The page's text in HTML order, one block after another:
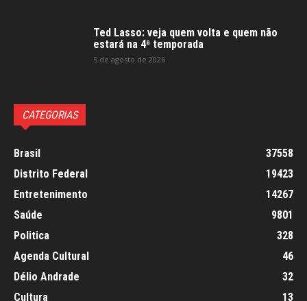
Ted Lasso: veja quem volta e quem não
estará na 4ª temporada
5 de agosto de 2026
CATEGORIAS
Brasil
37558
Distrito Federal
19423
Entretenimento
14267
Saúde
9801
Politica
328
Agenda Cultural
46
Délio Andrade
32
Cultura
13